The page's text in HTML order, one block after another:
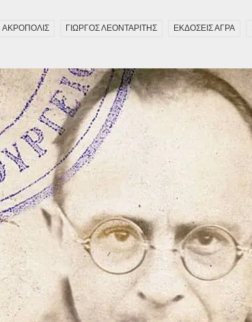
ΑΚΡΟΠΟΛΙΣ ΓΙΩΡΓΟΣ ΛΕΟΝΤΑΡΙΤΗΣ ΕΚΔΟΣΕΙΣ ΑΓΡΑ